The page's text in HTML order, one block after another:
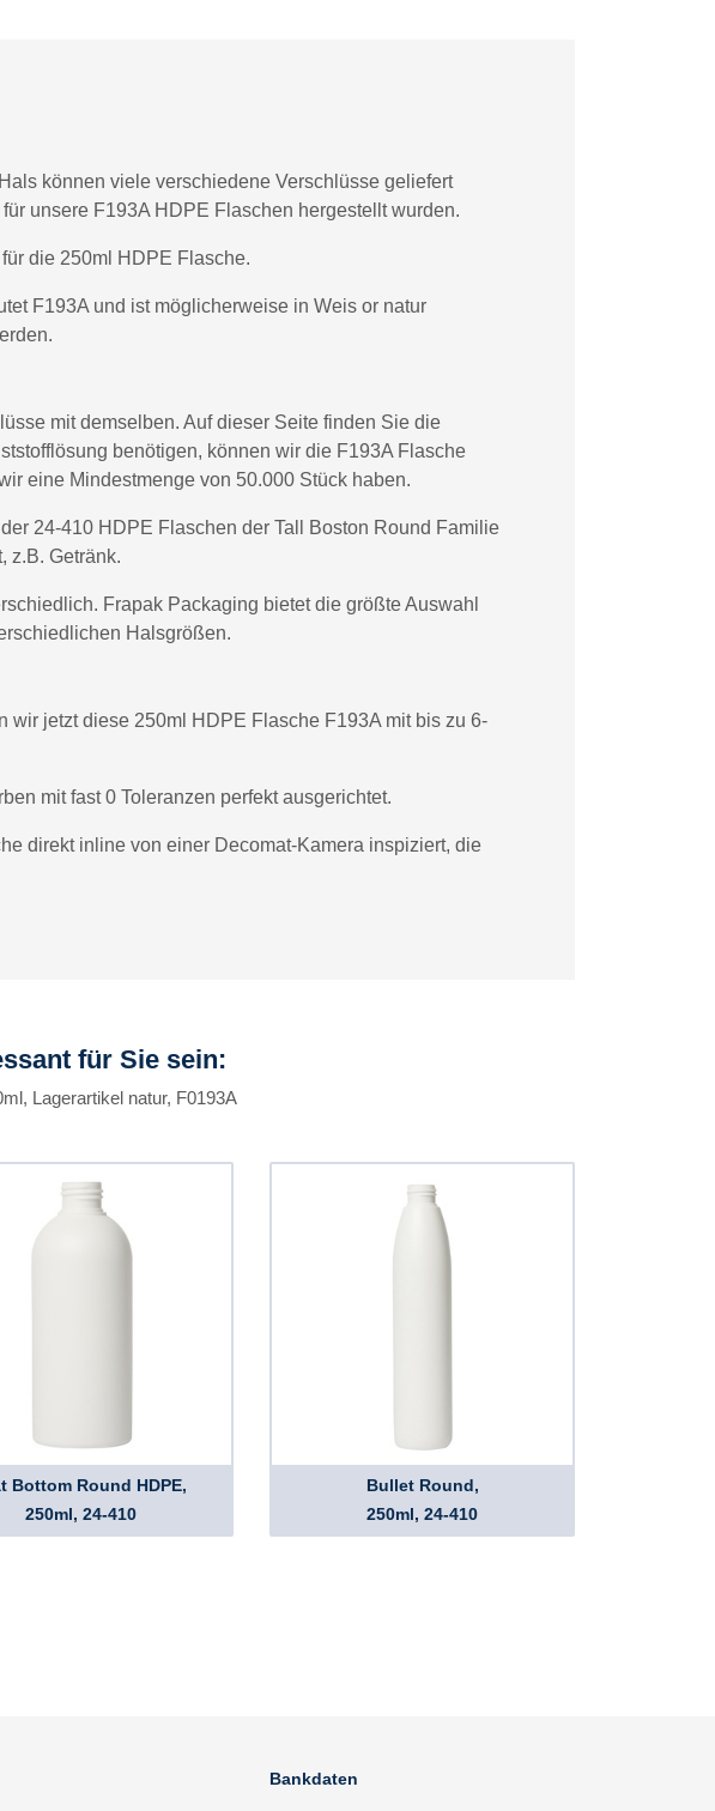
können viele verschiedene Verschlüsse geliefert
unsere F193A HDPE Flaschen hergestellt wurden.
die 250ml HDPE Flasche.
F193A und ist möglicherweise in Weis or natur
mit demselben. Auf dieser Seite finden Sie die
benötigen, können wir die F193A Flasche
eine Mindestmenge von 50.000 Stück haben.
24-410 HDPE Flaschen der Tall Boston Round Familie
z.B. Getränk.
Frapak Packaging bietet die größte Auswahl
Halsgrößen.
jetzt diese 250ml HDPE Flasche F193A mit bis zu 6-
mit fast 0 Toleranzen perfekt ausgerichtet.
direkt inline von einer Decomat-Kamera inspiziert, die
für Sie sein:
Lagerartikel natur, F0193A
Bottom Round HDPE,
250ml, 24-410
Bullet Round,
250ml, 24-410
Bankdaten